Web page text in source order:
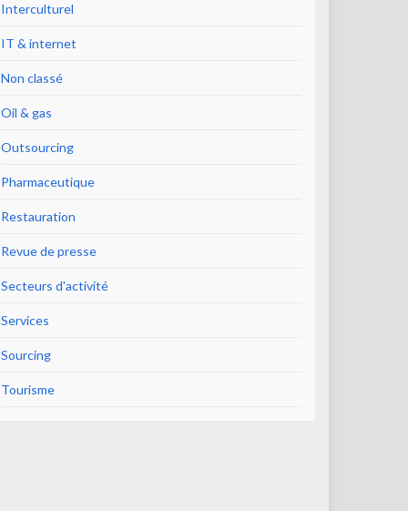
Interculturel
IT & internet
Non classé
Oil & gas
Outsourcing
Pharmaceutique
Restauration
Revue de presse
Secteurs d'activité
Services
Sourcing
Tourisme